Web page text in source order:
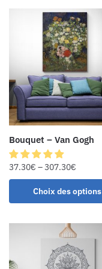
Bouquet – Van Gogh
37.30€ –307.30€
Choix des options